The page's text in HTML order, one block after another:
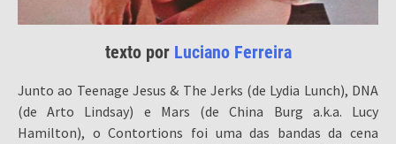
texto por Luciano Ferreira
Junto ao Teenage Jesus & The Jerks (de Lydia Lunch), DNA
(de Arto Lindsay) e Mars (de China Burg a.k.a. Lucy
Hamilton), o Contortions foi uma das bandas da cena